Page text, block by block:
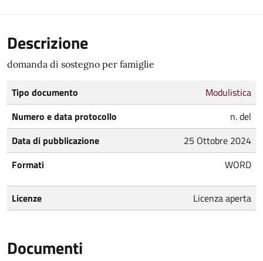
Descrizione
domanda di sostegno per famiglie
Tipo documento
Modulistica
Numero e data protocollo
n. del
Data di pubblicazione
25 Ottobre 2024
Formati
WORD
Licenze Licenza aperta
Documenti